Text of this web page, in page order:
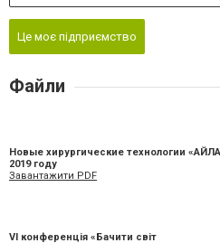
Це моє підприємство
Файли
Новые хирургические технологии
2019 году
Завантажити PDF
VI конференція «Бачити світ